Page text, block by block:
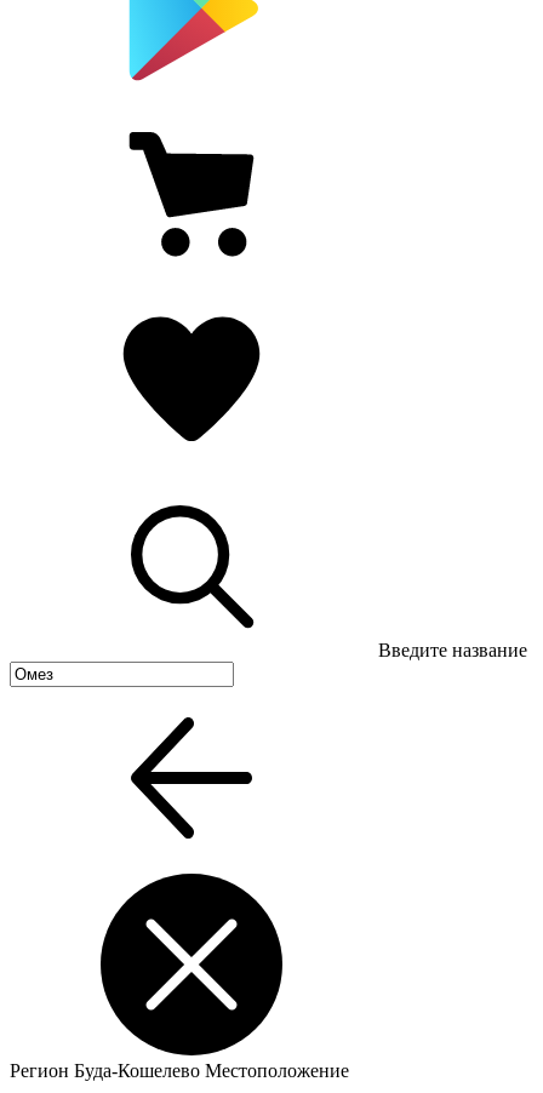
Введите название
Регион Буда-Кошелево Местоположение